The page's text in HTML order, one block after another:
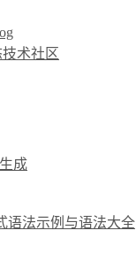
术社区
成
语法示例与语法大全